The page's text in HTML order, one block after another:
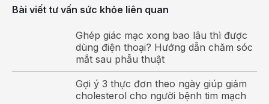
năm gần đây
Phân loại bệnh tự kỷ ở trẻ
Việc phân loại bệnh tự kỷ ở trẻ thường được chia
theo thời điểm mắc, theo chỉ số thông minh hoặc
theo mức độ của bệnh. Cụ thể:
Bài viết tư vấn sức khỏe liên quan
Ghép giác mạc xong bao lâu thì được
dùng điện thoại? Hướng dẫn chăm sóc
mắt sau phẫu thuật
Gợi ý 3 thực đơn theo ngày giúp giảm
cholesterol cho người bệnh tim mạch